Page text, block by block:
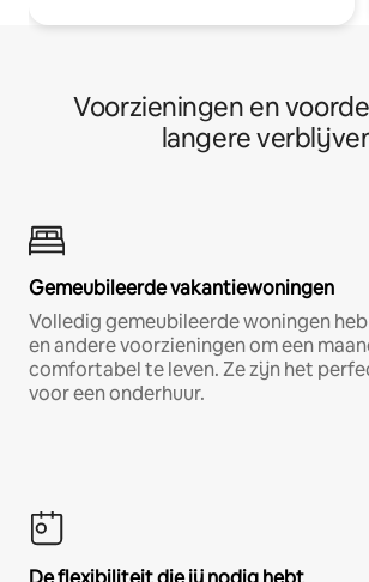
Voorzieningen en
langere
Gemeubileerde vakantiewoningen
Volledig gemeubileerde woningen
en andere voorzieningen om een
comfortabel te leven. Ze zijn het
voor een onderhuur.